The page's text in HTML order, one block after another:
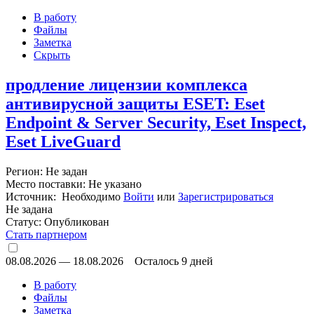
В работу
Файлы
Заметка
Скрыть
продление лицензии комплекса
антивирусной защиты ESET: Eset
Endpoint & Server Security, Eset Inspect,
Eset LiveGuard
Регион: Не задан
Место поставки: Не указано
Источник: Необходимо Войти или Зарегистрироваться
Не задана
Статус: Опубликован
Стать партнером
08.08.2026 — 18.08.2026
Осталось 9 дней
В работу
Файлы
Заметка